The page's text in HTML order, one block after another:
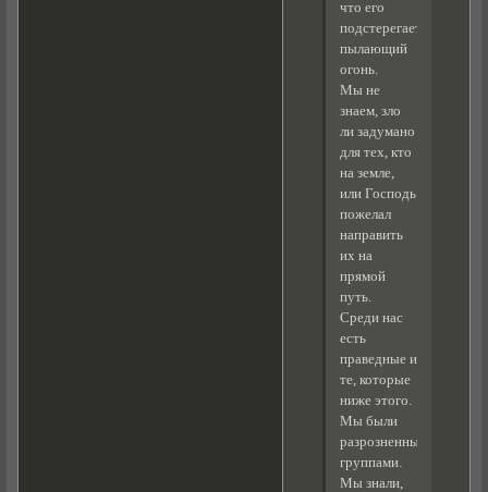
что его
подстерегает
пылающий
огонь.
Мы не
знаем, зло
ли задумано
для тех, кто
на земле,
или Господь
пожелал
направить
их на
прямой
путь.
Среди нас
есть
праведные и
те, которые
ниже этого.
Мы были
разрозненными
группами.
Мы знали,